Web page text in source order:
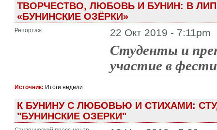
ТВОРЧЕСТВО, ЛЮБОВЬ И БУНИН: В
«БУНИНСКИЕ ОЗЁРКИ»
Репортаж 22 Окт 2019 - 7:11pm
Студенты и
участие в
Источник: Итоги недели
К БУНИНУ С ЛЮБОВЬЮ И СТИХАМИ:
"БУНИНСКИЕ ОЗЕРКИ"